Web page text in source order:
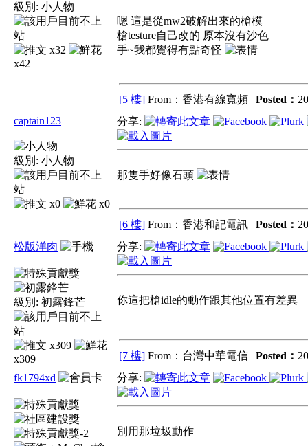
級別: 小人物
x32
x42
嗯 這是從mw2破解出來的槍模
槍testure自己改的 原本沒有沙色
手~我都覺得有點奇怪
[5 樓] From：香港有線寬頻 | Posted：
captain123
級別: 小人物
x0 x0
分享:
那隻手好像石頭
[6 樓] From：香港和記電訊 | Posted：
松版洋肉
級別: 初露鋒芒
x309
x309
分享:
你這把槍idle的動作跟其他位置有差異
[7 樓] From：台灣中華電信 | Posted：
fk1794xd
分享:
別用那垃圾動作